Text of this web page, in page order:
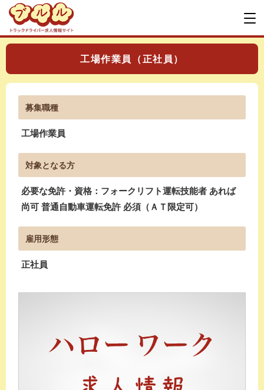
工場作業員（正社員）
募集職種
工場作業員
対象となる方
必要な免許・資格：フォークリフト運転技能者 あれば
尚可 普通自動車運転免許 必須（ＡＴ限定可）
雇用形態
正社員